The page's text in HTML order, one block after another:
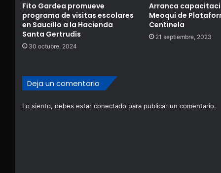
Fito Gardea promueve
programa de visitas escolares
en Saucillo a la Hacienda
Santa Gertrudis
30 octubre, 2024
Arranca
Meoqui de
Centinela
21 septiembre, 2023
Deja un comentario
Lo siento, debes estar conectado para publicar un comentario.